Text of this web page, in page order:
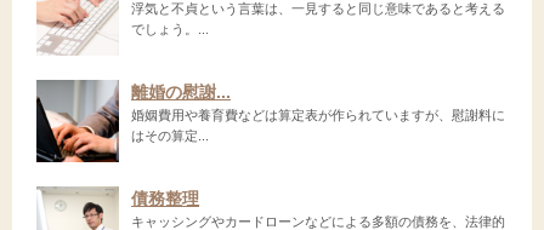
浮気と不貞という言葉は、一見すると同じ意味であると考える
でしょう。...
離婚の慰謝...
婚姻費用や養育費などは算定表が作られていますが、慰謝料に
はその算定...
債務整理
キャッシングやカードローンなどによる多額の債務を、法律的